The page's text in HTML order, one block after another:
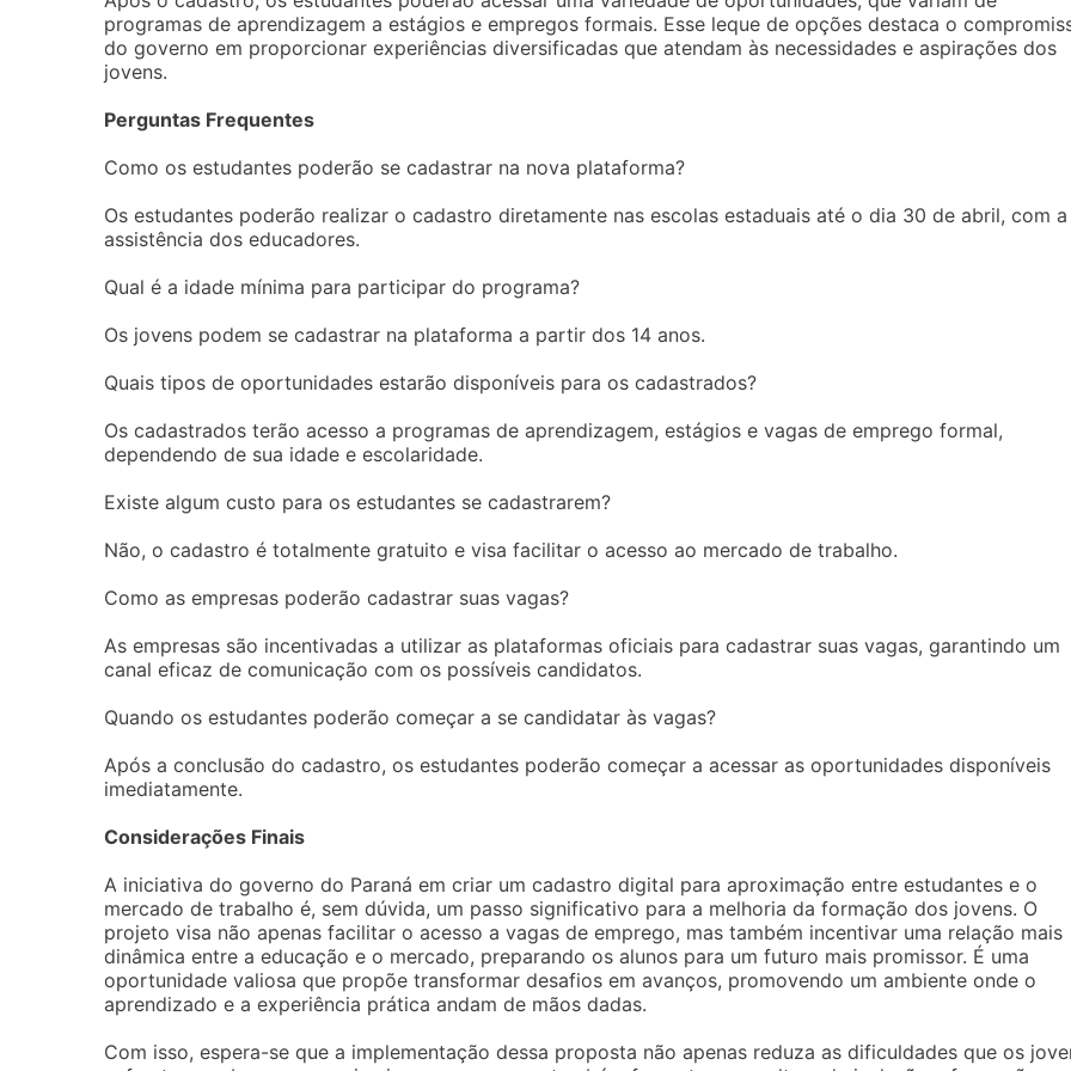
programas de aprendizagem a estágios e empregos formais. Esse leque de opções destaca o
do governo em proporcionar experiências diversificadas que atendam às necessidades e aspirações dos
jovens.
Perguntas Frequentes
Como os estudantes poderão se cadastrar na nova plataforma?
Os estudantes poderão realizar o cadastro diretamente nas escolas estaduais até o dia 30 de abril, com a
assistência dos educadores.
Qual é a idade mínima para participar do programa?
Os jovens podem se cadastrar na plataforma a partir dos 14 anos.
Quais tipos de oportunidades estarão disponíveis para os cadastrados?
Os cadastrados terão acesso a programas de aprendizagem, estágios e vagas de emprego formal,
dependendo de sua idade e escolaridade.
Existe algum custo para os estudantes se cadastrarem?
Não, o cadastro é totalmente gratuito e visa facilitar o acesso ao mercado de trabalho.
Como as empresas poderão cadastrar suas vagas?
As empresas são incentivadas a utilizar as plataformas oficiais para cadastrar suas vagas, garantindo um
canal eficaz de comunicação com os possíveis candidatos.
Quando os estudantes poderão começar a se candidatar às vagas?
Após a conclusão do cadastro, os estudantes poderão começar a acessar as oportunidades disponíveis
imediatamente.
Considerações Finais
A iniciativa do governo do Paraná em criar um cadastro digital para aproximação entre estudantes e o
mercado de trabalho é, sem dúvida, um passo significativo para a melhoria da formação dos jovens. O
projeto visa não apenas facilitar o acesso a vagas de emprego, mas também incentivar uma relação mais
dinâmica entre a educação e o mercado, preparando os alunos para um futuro mais promissor. É uma
oportunidade valiosa que propõe transformar desafios em avanços, promovendo um ambiente onde o
aprendizado e a experiência prática andam de mãos dadas.
Com isso, espera-se que a implementação dessa proposta não apenas reduza as dificuldades que os